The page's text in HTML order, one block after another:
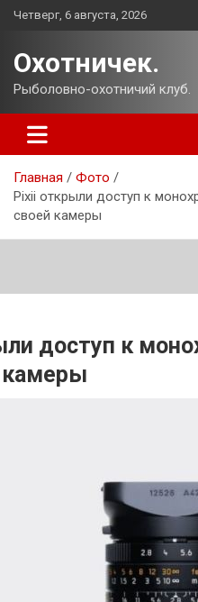
Перейти
Четверг, 6 августа, 2026
Охотничек.
Рыболовно-охотничий клуб.
Главная
Фото
Pixii открыли доступ к
своей камеры
доступ к
камеры